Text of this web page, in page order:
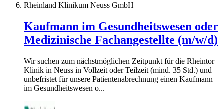
Rheinland Klinikum Neuss GmbH
Kaufmann im Gesundheitswesen oder
Medizinische Fachangestellte (m/w/d)
Wir suchen zum nächstmöglichen Zeitpunkt für die Rheintor
Klinik in Neuss in Vollzeit oder Teilzeit (mind. 35 Std.) und
unbefristet für unsere Patientenabrechnung einen Kaufmann
im Gesundheitswesen o...